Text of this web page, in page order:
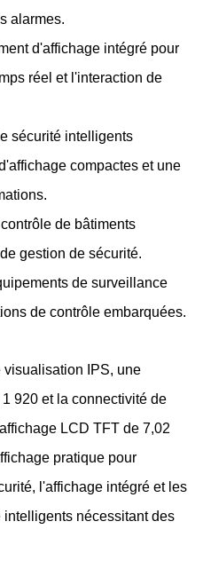
alarmes.
d'affichage intégré pour
réel et l'interaction de
sécurité intelligents
compactes et une
de bâtiments
gestion de sécurité.
de surveillance
de contrôle embarquées.
IPS, une
920 et la connectivité de
LCD TFT de 7,02
pratique pour
l'affichage intégré et les
nécessitant des